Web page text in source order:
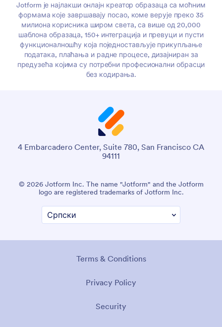
Jotform је најлакши онлајн креатор образаца са моћним
формама које завршавају посао, коме верује преко 35
милиона корисника широм света, са више од 20,000
шаблона образаца, 150+ интеграција и превуци и пусти
функционалношћу која поједностављује прикупљање
података, плаћања и радне процесе, дизајниран за
предузећа којима су потребни професионални обрасци
без кодирања.
4 Embarcadero Center, Suite 780, San Francisco CA
94111
© 2026 Jotform Inc. The name "Jotform" and the Jotform
logo are registered trademarks of Jotform Inc.
Terms & Conditions
Privacy Policy
Security